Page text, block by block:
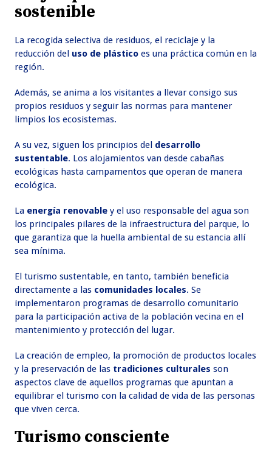
sostenible
La recogida selectiva de residuos, el reciclaje y la
reducción del uso de plástico es una práctica común en la
región.
Además, se anima a los visitantes a llevar consigo sus
propios residuos y seguir las normas para mantener
limpios los ecosistemas.
A su vez, siguen los principios del desarrollo
sustentable. Los alojamientos van desde cabañas
ecológicas hasta campamentos que operan de manera
ecológica.
La energía renovable y el uso responsable del agua son
los principales pilares de la infraestructura del parque, lo
que garantiza que la huella ambiental de su estancia allí
sea mínima.
El turismo sustentable, en tanto, también beneficia
directamente a las comunidades locales. Se
implementaron programas de desarrollo comunitario
para la participación activa de la población vecina en el
mantenimiento y protección del lugar.
La creación de empleo, la promoción de productos locales
y la preservación de las tradiciones culturales son
aspectos clave de aquellos programas que apuntan a
equilibrar el turismo con la calidad de vida de las personas
que viven cerca.
Turismo consciente